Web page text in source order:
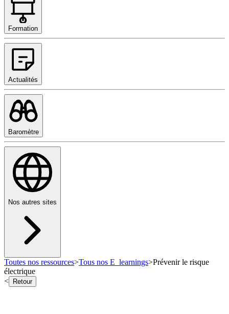
Formation
Actualités
Baromètre
Nos autres sites
Toutes nos ressources>Tous nos E_learnings>Prévenir le risque
électrique
<
Retour